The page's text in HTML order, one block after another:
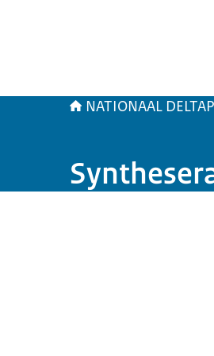
NATIONAAL